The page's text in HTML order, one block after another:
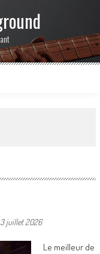
3 juillet 2026
Le meilleur de